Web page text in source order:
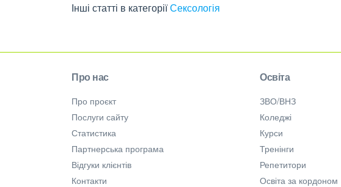
Інші статті в категоріїСексологія
Про нас
Про проєкт
Послуги сайту
Статистика
Партнерська програма
Відгуки клієнтів
Контакти
Освіта
ЗВО/ВНЗ
Коледжі
Курси
Тренінги
Репетитори
Освіта за кордоном